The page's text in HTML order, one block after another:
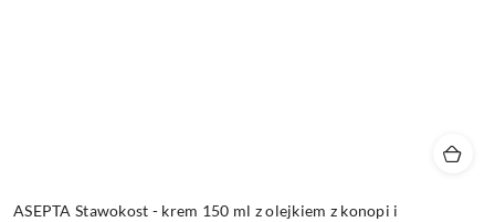
ASEPTA Stawokost - krem 150 ml z olejkiem z konopi i